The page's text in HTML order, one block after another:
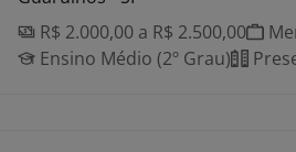
R$ 2.000,00 a R$ 2.500,00
Ensino Médio (2º Grau)